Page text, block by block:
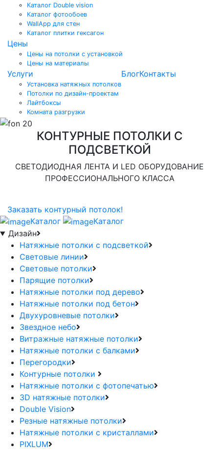
Каталог Double vision
Каталог фотообоев
WallApp для стен
Каталог плитки гексагон
Цены
Цены на потолки с установкой
Цены на материалы
Услуги
Установка натяжных потолков
Потолки по дизайн-проектам
Лайтбоксы
Комната разгрузки
БлогКонтакты
КОНТУРНЫЕ ПОТОЛКИ С
ПОДСВЕТКОЙ
СВЕТОДИОДНАЯ ЛЕНТА И LED ОБОРУДОВАНИЕ
ПРОФЕССИОНАЛЬНОГО КЛАССА
Заказать контурный потолок!
Каталог
Каталог
Дизайн
Натяжные потолки с подсветкой
Световые линии
Световые потолки
Парящие потолки
Натяжные потолки под дерево
Натяжные потолки под бетон
Двухуровневые потолки
Звездное небо
Витражные натяжные потолки
Натяжные потолки с балками
Перегородки
Контурные потолки
Натяжные потолки с фотопечатью
3D натяжные потолки
Double Vision
Резные натяжные потолки
Натяжные потолки с кристаллами
PIXLUM